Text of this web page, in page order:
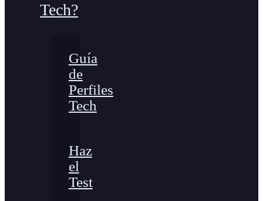
Tech?
Guía
de
Perfiles
Tech
Haz
el
Test